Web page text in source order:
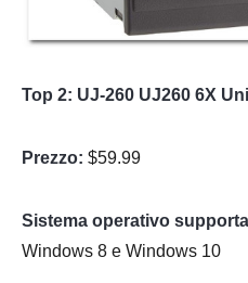
Top 2: UJ-260 UJ260 6X
Prezzo: $59.99
Sistema operativo
Windows 8 e Windows 10